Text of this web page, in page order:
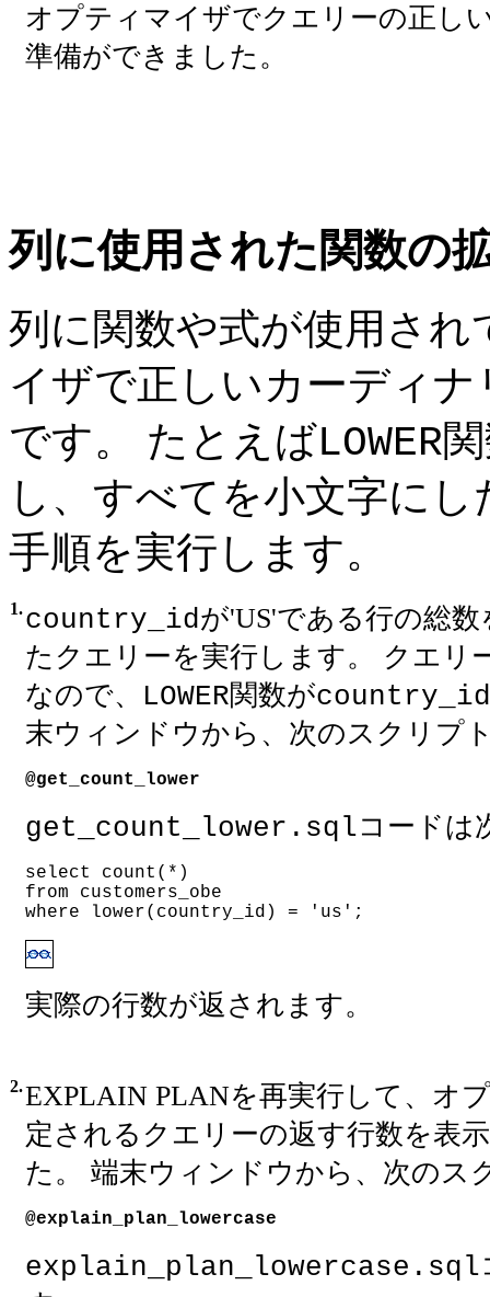
オプティマイザでクエリーの正し
準備ができました。
列に使用された関数の
列に関数や式が使用さ
イザで正しいカーディ
です。 たとえばLOWER
し、すべてを小文字に
手順を実行します。
1.country_idが'US'である行の総
たクエリーを実行します。 クエリ
なので、
LOWER関数がcountry_id
末ウィンドウから、次のスクリプ
@get_count_lower
get_count_lower.sqlコードは
select count(*)
from customers_obe
where lower(country_id) = 'us';
実際の行数が返されます。
2.EXPLAIN PLANを再実行して、オ
定されるクエリーの返す行数を表
た。 端末ウィンドウから、次のス
@explain_plan_lowercase
explain_plan_lowercase.sql